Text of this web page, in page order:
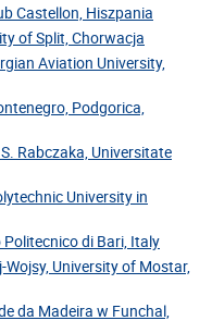
Castellon, Hiszpania
of Split, Chorwacja
Aviation University,
Podgorica,
Rabczaka, Universitate
University in
di Bari, Italy
University of Mostar,
da Madeira w Funchal,